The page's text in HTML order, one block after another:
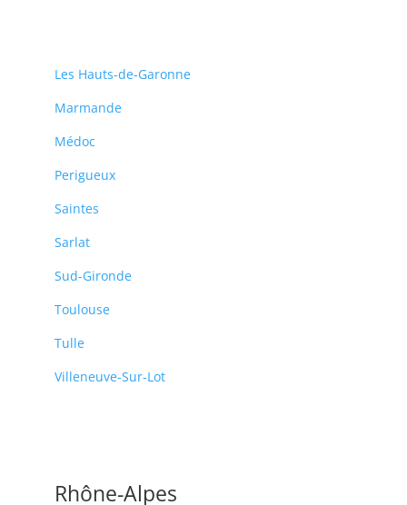
Les Hauts-de-Garonne
Marmande
Médoc
Perigueux
Saintes
Sarlat
Sud-Gironde
Toulouse
Tulle
Villeneuve-Sur-Lot
Rhône-Alpes